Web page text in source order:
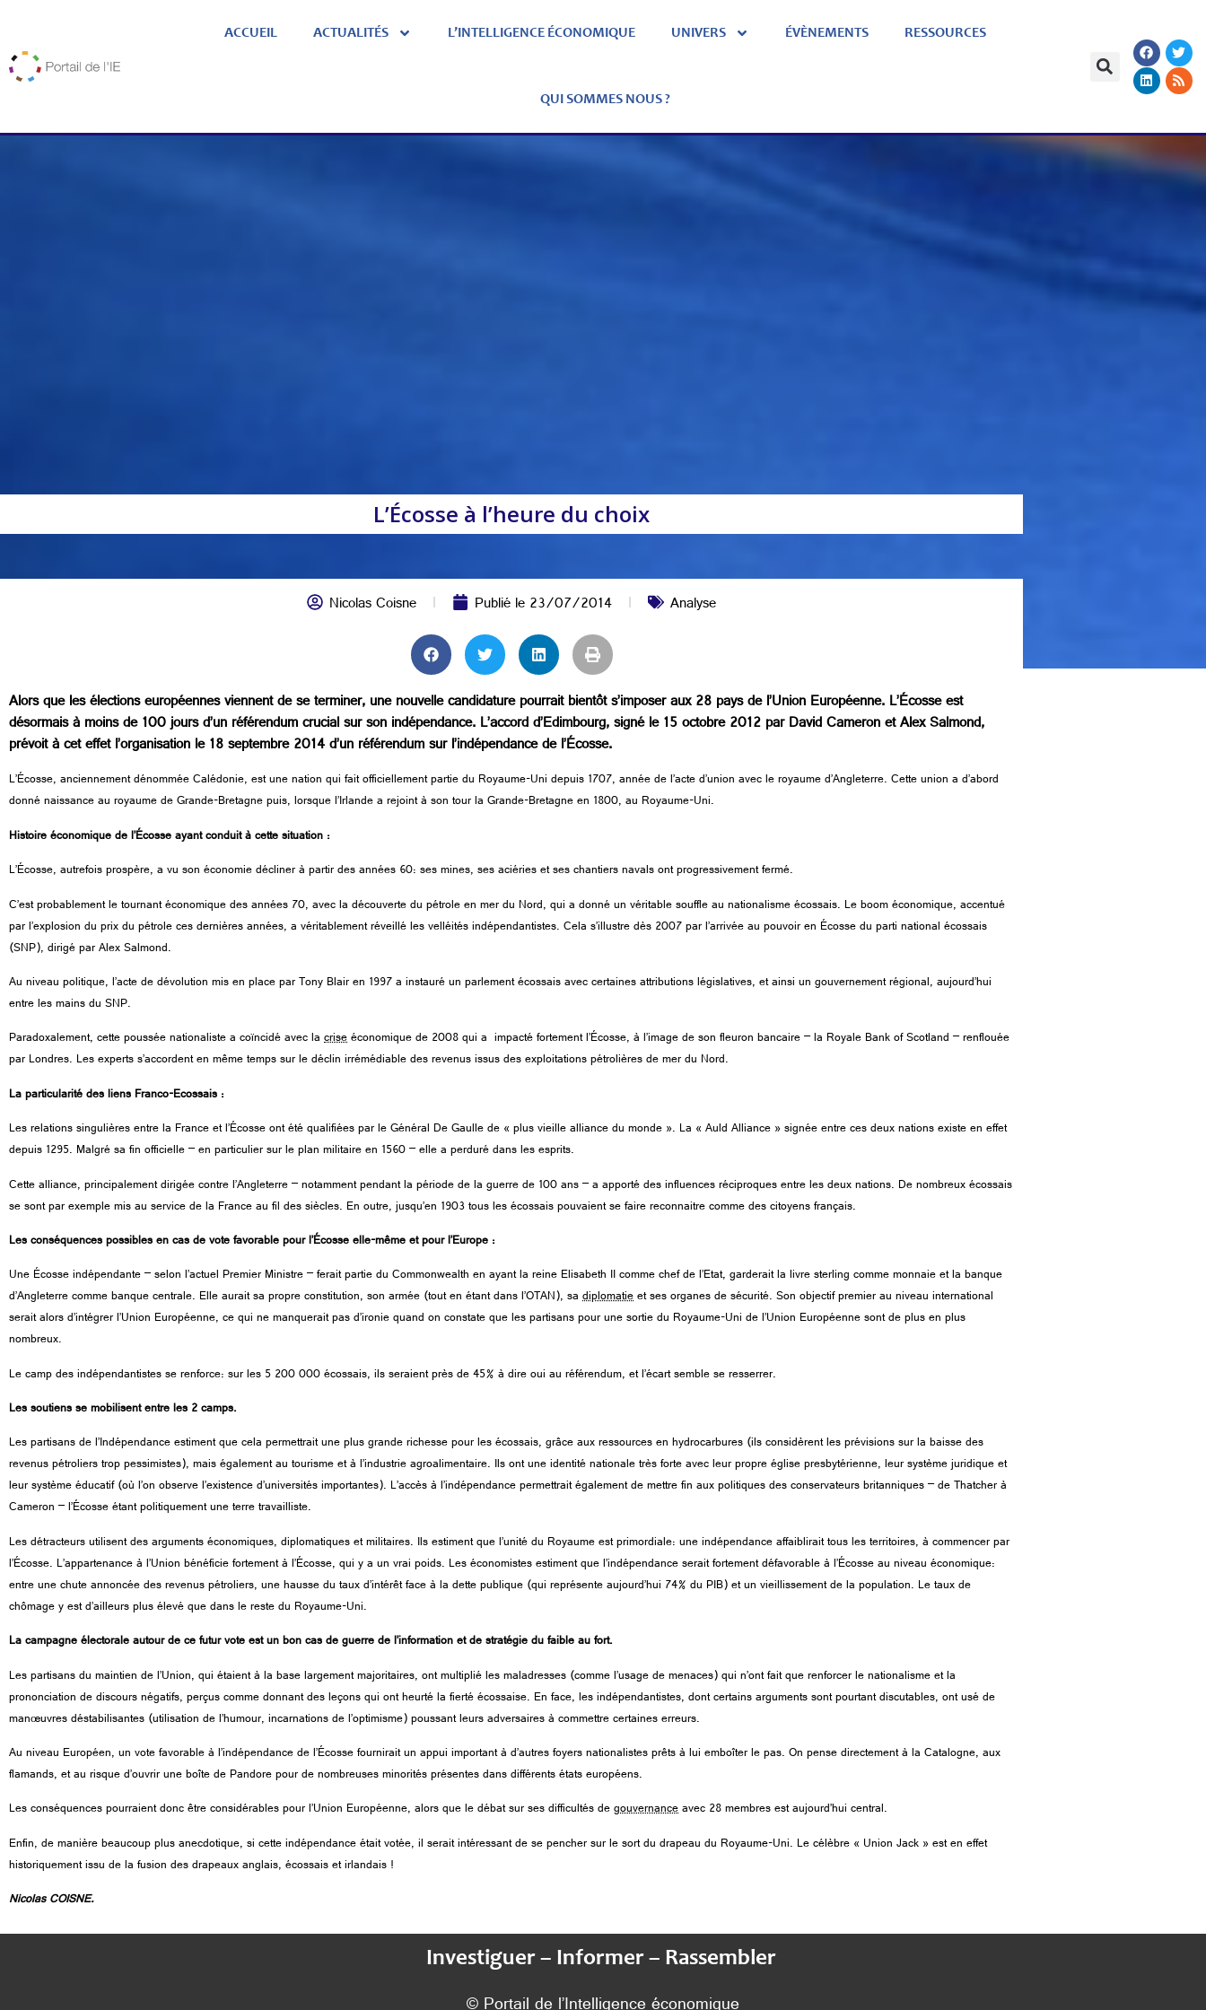
ACCUEIL ACTUALITÉS L’INTELLIGENCE ÉCONOMIQUE UNIVERS ÉVÈNEMENTS RESSOURCES
QUI SOMMES NOUS ?
L’Écosse à l’heure du choix
Nicolas Coisne Publié le23/07/2014 Analyse
Alors que les élections européennes viennent de se terminer, une nouvelle candidature pourrait bientôt s’imposer aux 28 pays de l’Union Européenne. L’Écosse est
désormais à moins de 100 jours d’un référendum crucial sur son indépendance. L’accord d’Edimbourg, signé le 15 octobre 2012 par David Cameron et Alex Salmond,
prévoit à cet effet l’organisation le 18 septembre 2014 d’un référendum sur l’indépendance de l’Écosse.
L’Écosse, anciennement dénommée Calédonie, est une nation qui fait officiellement partie du Royaume-Uni depuis 1707, année de l’acte d’union avec le royaume d’Angleterre. Cette union a d’abord
donné naissance au royaume de Grande-Bretagne puis, lorsque l’Irlande a rejoint à son tour la Grande-Bretagne en 1800, au Royaume-Uni.
Histoire économique de l’Écosse ayant conduit à cette situation :
L’Écosse, autrefois prospère, a vu son économie décliner à partir des années 60: ses mines, ses aciéries et ses chantiers navals ont progressivement fermé.
C’est probablement le tournant économique des années 70, avec la découverte du pétrole en mer du Nord, qui a donné un véritable souffle au nationalisme écossais. Le boom économique, accentué
par l’explosion du prix du pétrole ces dernières années, a véritablement réveillé les velléités indépendantistes. Cela s’illustre dès 2007 par l’arrivée au pouvoir en Écosse du parti national écossais
(SNP), dirigé par Alex Salmond.
Au niveau politique, l’acte de dévolution mis en place par Tony Blair en 1997 a instauré un parlement écossais avec certaines attributions législatives, et ainsi un gouvernement régional, aujourd’hui
entre les mains du SNP.
Paradoxalement, cette poussée nationaliste a coïncidé avec lacriseéconomique de 2008 qui a impacté fortement l’Écosse, à l’image de son fleuron bancaire – la Royale Bank of Scotland – renflouée
par Londres. Les experts s’accordent en même temps sur le déclin irrémédiable des revenus issus des exploitations pétrolières de mer du Nord.
La particularité des liens Franco-Ecossais :
Les relations singulières entre la France et l’Écosse ont été qualifiées par le Général De Gaulle de « plus vieille alliance du monde ». La « Auld Alliance » signée entre ces deux nations existe en effet
depuis 1295. Malgré sa fin officielle – en particulier sur le plan militaire en 1560 – elle a perduré dans les esprits.
Cette alliance, principalement dirigée contre l’Angleterre – notamment pendant la période de la guerre de 100 ans – a apporté des influences réciproques entre les deux nations. De nombreux écossais
se sont par exemple mis au service de la France au fil des siècles. En outre, jusqu’en 1903 tous les écossais pouvaient se faire reconnaitre comme des citoyens français.
Les conséquences possibles en cas de vote favorable pour l’Écosse elle-même et pour l’Europe :
Une Écosse indépendante – selon l’actuel Premier Ministre – ferait partie du Commonwealth en ayant la reine Elisabeth II comme chef de l’Etat, garderait la livre sterling comme monnaie et la banque
d’Angleterre comme banque centrale. Elle aurait sa propre constitution, son armée (tout en étant dans l’OTAN), sadiplomatieet ses organes de sécurité. Son objectif premier au niveau international
serait alors d’intégrer l’Union Européenne, ce qui ne manquerait pas d’ironie quand on constate que les partisans pour une sortie du Royaume-Uni de l’Union Européenne sont de plus en plus
nombreux.
Le camp des indépendantistes se renforce: sur les 5 200 000 écossais, ils seraient près de 45% à dire oui au référendum, et l’écart semble se resserrer.
Les soutiens se mobilisent entre les 2 camps.
Les partisans de l’Indépendance estiment que cela permettrait une plus grande richesse pour les écossais, grâce aux ressources en hydrocarbures (ils considèrent les prévisions sur la baisse des
revenus pétroliers trop pessimistes), mais également au tourisme et à l’industrie agroalimentaire. Ils ont une identité nationale très forte avec leur propre église presbytérienne, leur système juridique et
leur système éducatif (où l’on observe l’existence d’universités importantes). L’accès à l’indépendance permettrait également de mettre fin aux politiques des conservateurs britanniques – de Thatcher à
Cameron – l’Écosse étant politiquement une terre travailliste.
Les détracteurs utilisent des arguments économiques, diplomatiques et militaires. Ils estiment que l’unité du Royaume est primordiale: une indépendance affaiblirait tous les territoires, à commencer par
l’Écosse. L’appartenance à l’Union bénéficie fortement à l’Écosse, qui y a un vrai poids. Les économistes estiment que l’indépendance serait fortement défavorable à l’Écosse au niveau économique:
entre une chute annoncée des revenus pétroliers, une hausse du taux d’intérêt face à la dette publique (qui représente aujourd’hui 74% du PIB) et un vieillissement de la population. Le taux de
chômage y est d’ailleurs plus élevé que dans le reste du Royaume-Uni.
La campagne électorale autour de ce futur vote est un bon cas de guerre de l’information et de stratégie du faible au fort.
Les partisans du maintien de l’Union, qui étaient à la base largement majoritaires, ont multiplié les maladresses (comme l’usage de menaces) qui n’ont fait que renforcer le nationalisme et la
prononciation de discours négatifs, perçus comme donnant des leçons qui ont heurté la fierté écossaise. En face, les indépendantistes, dont certains arguments sont pourtant discutables, ont usé de
manœuvres déstabilisantes (utilisation de l’humour, incarnations de l’optimisme) poussant leurs adversaires à commettre certaines erreurs.
Au niveau Européen, un vote favorable à l’indépendance de l’Écosse fournirait un appui important à d’autres foyers nationalistes prêts à lui emboîter le pas. On pense directement à la Catalogne, aux
flamands, et au risque d’ouvrir une boîte de Pandore pour de nombreuses minorités présentes dans différents états européens.
Les conséquences pourraient donc être considérables pour l’Union Européenne, alors que le débat sur ses difficultés degouvernanceavec 28 membres est aujourd’hui central.
Enfin, de manière beaucoup plus anecdotique, si cette indépendance était votée, il serait intéressant de se pencher sur le sort du drapeau du Royaume-Uni. Le célèbre « Union Jack » est en effet
historiquement issu de la fusion des drapeaux anglais, écossais et irlandais !
Nicolas COISNE.
Investiguer – Informer – Rassembler